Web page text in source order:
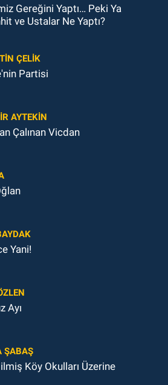
Gereğini Yaptı… Peki Ya
ve Ustalar Ne Yaptı?
ÇELİK
Partisi
AYTEKIN
Çalınan Vicdan
Yani!
Ayı
ŞABAŞ
Köy Okulları Üzerine